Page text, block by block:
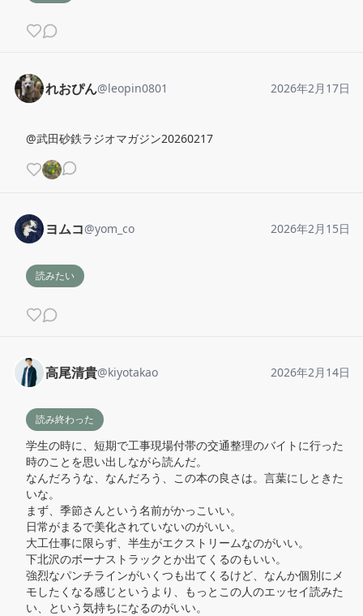
れおぴん@leopin0801 2026年2月17日
@武田砂鉄ラジオマガジン20260217
ヨムコ@yom_co 2026年2月15日
読みたい
高尾清貴@kiyotakao 2026年2月14日
読み終わった
学生の時に、短期で工事現場付帯の交通整理のバイトに行った
時のことを思い出しながら読んだ。
なんだろうな、なんだろう、この本の良さは。言葉にしときた
いな。
まず、季節さんという名前がかっこいい。
日常がまるで美化されていないのがいい。
大工仕事に限らず、半生がエクストリームなのがいい。
下北沢のボーナストラックとか出てくるのもいい。
強烈なパンチラインがいくつも出てくるけど、なんか個別にメ
モしたくなる感じというより、もっとこの人のエッセイ読みた
い、という気持ちになるのがいい。